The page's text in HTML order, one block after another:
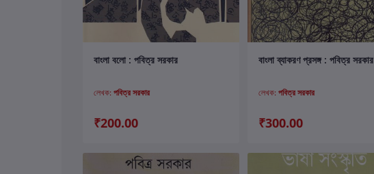
কার্টে যোগ করুন
বাংলা বলো : পবিত্র সরকার
লেখক: পবিত্র সরকার
₹200.00
কার্টে যোগ করুন
বাংলা ব্যাকরণ প্রসঙ্গ : পবিত্র সরকার
লেখক: পবিত্র সরকার
₹300.00